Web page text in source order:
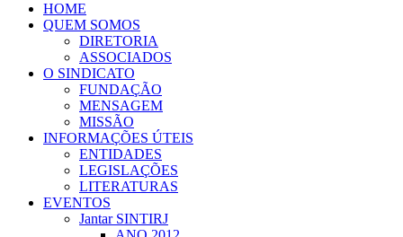
HOME
QUEM SOMOS
DIRETORIA
ASSOCIADOS
O SINDICATO
FUNDAÇÃO
MENSAGEM
MISSÃO
INFORMAÇÕES ÚTEIS
ENTIDADES
LEGISLAÇÕES
LITERATURAS
EVENTOS
Jantar SINTIRJ